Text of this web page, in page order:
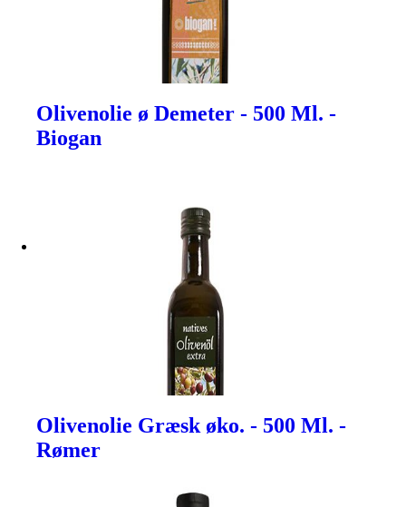
Olivenolie ø Demeter - 500 Ml. -
Biogan
Olivenolie Græsk øko. - 500 Ml. -
Rømer